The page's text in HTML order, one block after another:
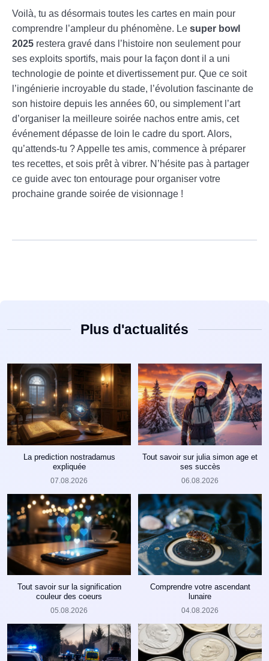
Voilà, tu as désormais toutes les cartes en main pour
comprendre l’ampleur du phénomène. Le super bowl
2025 restera gravé dans l’histoire non seulement pour
ses exploits sportifs, mais pour la façon dont il a uni
technologie de pointe et divertissement pur. Que ce soit
l’ingénierie incroyable du stade, l’évolution fascinante de
son histoire depuis les années 60, ou simplement l’art
d’organiser la meilleure soirée nachos entre amis, cet
événement dépasse de loin le cadre du sport. Alors,
qu’attends-tu ? Appelle tes amis, commence à préparer
tes recettes, et sois prêt à vibrer. N’hésite pas à partager
ce guide avec ton entourage pour organiser votre
prochaine grande soirée de visionnage !
Plus d'actualités
La prediction nostradamus
expliquée
07.08.2026
Tout savoir sur julia simon age et
ses succès
06.08.2026
Tout savoir sur la signification
couleur des coeurs
05.08.2026
Comprendre votre ascendant
lunaire
04.08.2026